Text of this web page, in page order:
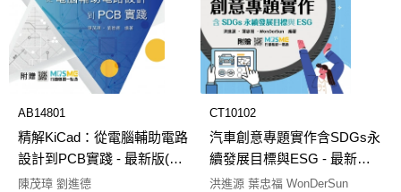
AB14801
精解KiCad：從電腦輔助電路
設計到PCB實踐 - 最新版(第
二版) - 附贈MOSME
陳茂璋 劉進德
CT10102
汽車創意專題實作含SDGs永
續發展目標與ESG - 最新版
(第三版) - 附贈MOSME
洪進源 葉忠福 WonDerSun